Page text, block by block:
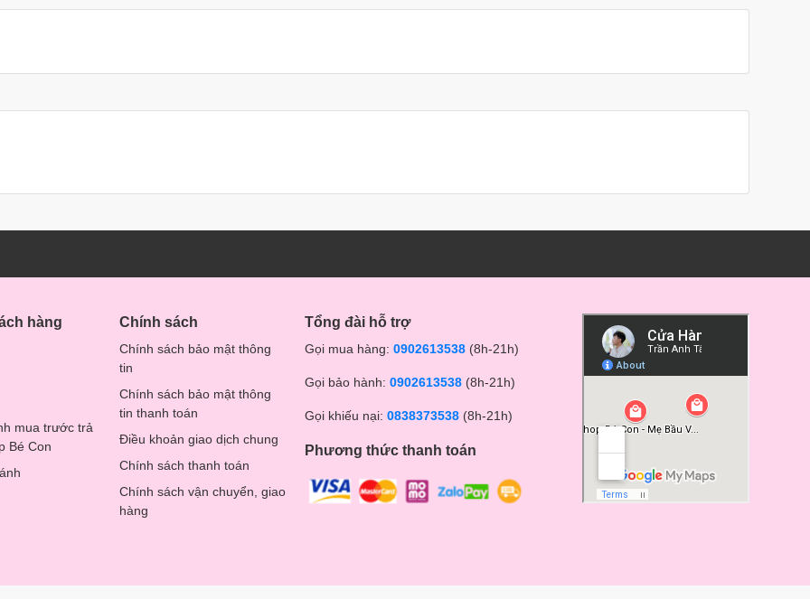
hàng
mua trước trả
Bé Con
Chính sách
Chính sách bảo mật thông
tin
Chính sách bảo mật thông
tin thanh toán
Điều khoản giao dịch chung
Chính sách thanh toán
Chính sách vận chuyển, giao
hàng
Tổng đài hỗ trợ
Gọi mua hàng: 0902613538 (8h-21h)
Gọi bảo hành: 0902613538 (8h-21h)
Gọi khiếu nại: 0838373538 (8h-21h)
Phương thức thanh toán